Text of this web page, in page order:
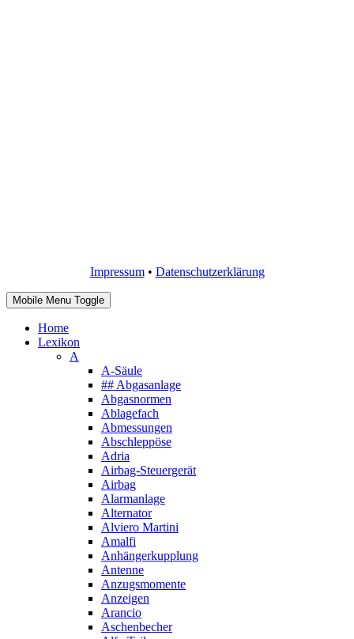
Impressum• Datenschutzerklärung
Mobile Menu Toggle
Home
Lexikon
A
A-Säule
## Abgasanlage
Abgasnormen
Ablagefach
Abmessungen
Abschleppöse
Adria
Airbag-Steuergerät
Airbag
Alarmanlage
Alternator
Alviero Martini
Amalfi
Anhängerkupplung
Antenne
Anzugsmomente
Anzeigen
Arancio
Aschenbecher